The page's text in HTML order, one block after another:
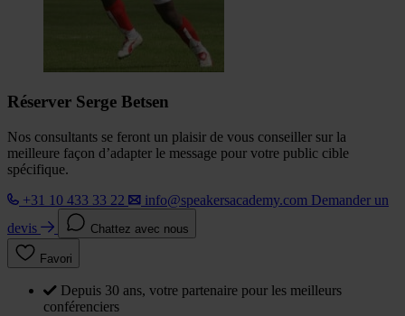
Réserver Serge Betsen
Nos consultants se feront un plaisir de vous conseiller sur la
meilleure façon d’adapter le message pour votre public cible
spécifique.
+31 10 433 33 22
info@speakersacademy.com Demander un
devis
Chattez avec nous
Favori
Depuis 30 ans, votre partenaire pour les meilleurs
conférenciers